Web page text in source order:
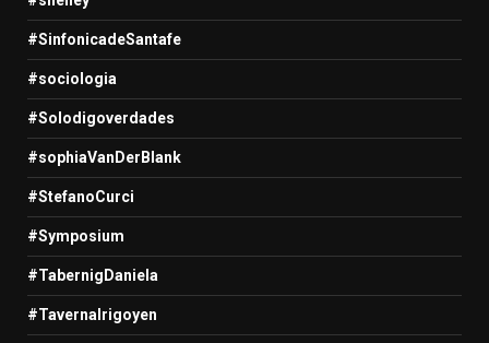
#SinfonicadeSantafe
#sociologia
#Solodigoverdades
#sophiaVanDerBlank
#StefanoCurci
#Symposium
#TabernigDaniela
#TavernaIrigoyen